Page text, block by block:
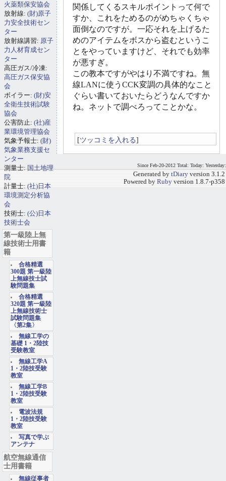
関係してくるスキルポイントって何で
すか、これをためるのがめちゃくちゃ
面倒なのですが。一応それを上げるた
めのアイテムをボスから盗むというこ
とをやっていますけど、それでも効率
が悪すぎ。
この教本ですがやはり不満ですね。無
線LANに使うCCK変調の具体的なこと
ぐらい書いておいたらどうなんですか
ね。ネットで調べろってことかな。
[ツッコミを入れる]
火薬類保安協会
放射線: (財)原子
力安全技術セン
ター
放射線講習: 原子
力人材育成セン
ター
高圧ガス/冷凍:
高圧ガス保安協
会
ボイラー: (財)安
全衛生技術試験
協会
公害防止: (社)産
業環境管理協会
気象予報士: (財)
気象業務支援セ
ンター
測量士:国土地理
院
計量士: (社)日本
環境測定分析協
会
技術士: (公)日本
技術士会
第一級陸上無
線技術士用書
籍
合格精選
300題 第一級陸
上無線技士試
験問題集
合格精選
320題 第一級陸
上無線技術士
試験問題集
〈第2集〉
無線工学の
基礎 1・2陸技
受験教室
無線工学A
1・2陸技受験
教室
無線工学B
1・2陸技受験
教室
電波法規
1・2陸技受験
教室
写真で学ぶ
アンテナ
航空無線通信
士用書籍
無線従事者
Since Feb-20-2012 Total: Today: Yesterday:
Generated by tDiary version 3.1.2
Powered by Ruby version 1.8.7-p358